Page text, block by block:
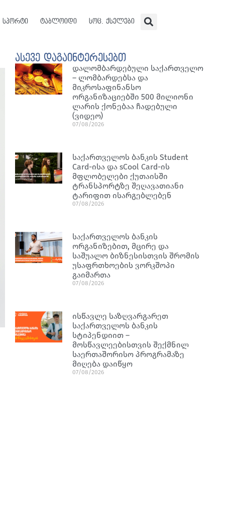
სპორტი ტაბლოიდი სოც. ქსელები
ასევე დაგაინტერესებთ
დალომბარდებული საქართველო
– ლომბარდებსა და
მიკროსაფინანსო
ორგანიზაციებში 500 მილიონი
ლარის ქონებაა ჩადებული
(ვიდეო)
07/08/2026
საქართველოს ბანკის Student
Card-ისა და sCool Card-ის
მფლობელები ქუთაისში
ტრანსპორტზე შეღავათიანი
ტარიფით ისარგებლებენ
07/08/2026
საქართველოს ბანკის
ორგანიზებით, მცირე და
საშუალო ბიზნესისთვის შრომის
უსაფრთხოების ვორკშოპი
გაიმართა
07/08/2026
ისწავლე საზღვარგარეთ
საქართველოს ბანკის
სტიპენდიით –
მოსწავლეებისთვის შექმნილ
საერთაშორისო პროგრამაზე
მიღება დაიწყო
07/08/2026